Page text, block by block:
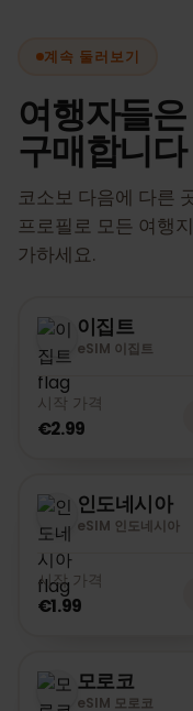
계속 둘러보기
여행자들
구매합니다
코소보 다음에 다른
프로필로 모든 여행
가하세요.
이집트
eSIM 이집트
시작 가격
€2.99
인도네시아
eSIM 인도네시아
시작 가격
€1.99
모로코
eSIM 모로코